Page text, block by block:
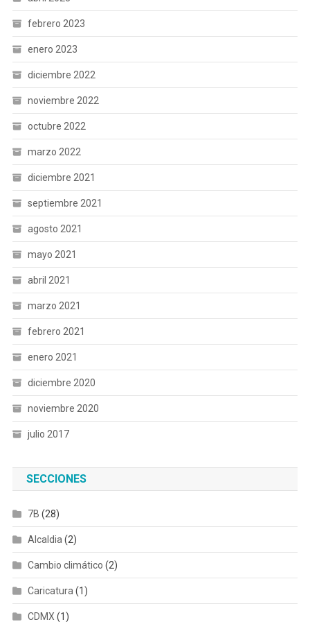
febrero 2023
enero 2023
diciembre 2022
noviembre 2022
octubre 2022
marzo 2022
diciembre 2021
septiembre 2021
agosto 2021
mayo 2021
abril 2021
marzo 2021
febrero 2021
enero 2021
diciembre 2020
noviembre 2020
julio 2017
SECCIONES
7B (28)
Alcaldia (2)
Cambio climático (2)
Caricatura (1)
CDMX (1)